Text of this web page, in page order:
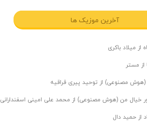
آخرین موزیک ها
از میلاد باکری
از مستر
(هوش مصنوعی) از توحید پیری قراقیه
خیال من (هوش مصنوعی) از محمد علی امینی اسفندارانی
از حمید دال